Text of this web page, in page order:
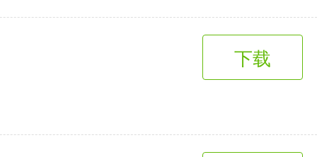
3千+款应用
下载